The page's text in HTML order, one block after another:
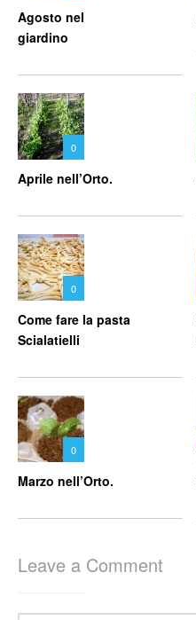
Agosto nel
giardino
0
Aprile nell’Orto.
0
Come fare la pasta
Scialatielli
0
Marzo nell’Orto.
Leave a Comment